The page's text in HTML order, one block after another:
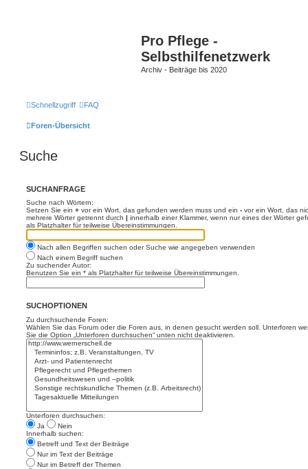
Pro Pflege -
Selbsthilfenetzwerk
Archiv - Beiträge bis 2020
Schnellzugriff FAQ
Foren-Übersicht
Suche
SUCHANFRAGE
Suche nach Wörtern:
Setzen Sie ein + vor ein Wort, das gefunden werden muss und ein - vor ein Wort, das
mehrere Wörter getrennt durch | innerhalb einer Klammer, wenn nur eines der Wörter
als Platzhalter für teilweise Übereinstimmungen.
Nach allen Begriffen suchen oder Suche wie angegeben verwenden
Nach einem Begriff suchen
Zu suchender Autor:
Benutzen Sie ein * als Platzhalter für teilweise Übereinstimmungen.
SUCHOPTIONEN
Zu durchsuchende Foren:
Wählen Sie das Forum oder die Foren aus, in denen gesucht werden soll. Unterforen
Sie die Option „Unterforen durchsuchen“ unten nicht deaktivieren.
Unterforen durchsuchen:
Ja
Nein
Innerhalb suchen:
Betreff und Text der Beiträge
Nur im Text der Beiträge
Nur im Betreff der Themen